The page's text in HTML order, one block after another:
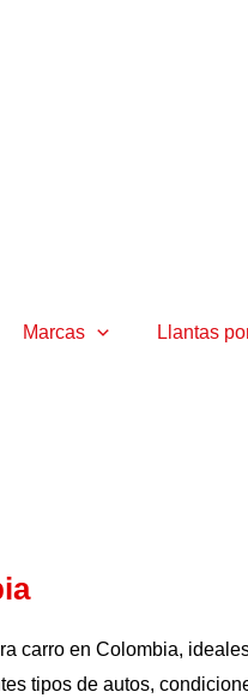
Marcas Llantas
carro en Colombia,
tipos de autos,